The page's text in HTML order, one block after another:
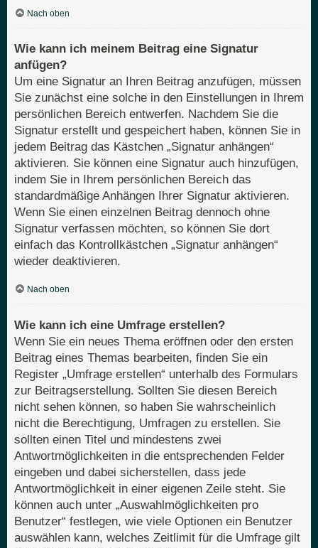
Nach oben
Wie kann ich meinem Beitrag eine Signatur
anfügen?
Um eine Signatur an Ihren Beitrag anzufügen, müssen
Sie zunächst eine solche in den Einstellungen in Ihrem
persönlichen Bereich entwerfen. Nachdem Sie die
Signatur erstellt und gespeichert haben, können Sie in
jedem Beitrag das Kästchen „Signatur anhängen“
aktivieren. Sie können eine Signatur auch hinzufügen,
indem Sie in Ihrem persönlichen Bereich das
standardmäßige Anhängen Ihrer Signatur aktivieren.
Wenn Sie einen einzelnen Beitrag dennoch ohne
Signatur verfassen möchten, so können Sie dort
einfach das Kontrollkästchen „Signatur anhängen“
wieder deaktivieren.
Nach oben
Wie kann ich eine Umfrage erstellen?
Wenn Sie ein neues Thema eröffnen oder den ersten
Beitrag eines Themas bearbeiten, finden Sie ein
Register „Umfrage erstellen“ unterhalb des Formulars
zur Beitragserstellung. Sollten Sie diesen Bereich
nicht sehen können, so haben Sie wahrscheinlich
nicht die Berechtigung, Umfragen zu erstellen. Sie
sollten einen Titel und mindestens zwei
Antwortmöglichkeiten in die entsprechenden Felder
eingeben und dabei sicherstellen, dass jede
Antwortmöglichkeit in einer eigenen Zeile steht. Sie
können auch unter „Auswahlmöglichkeiten pro
Benutzer“ festlegen, wie viele Optionen ein Benutzer
auswählen kann, welches Zeitlimit für die Umfrage gilt